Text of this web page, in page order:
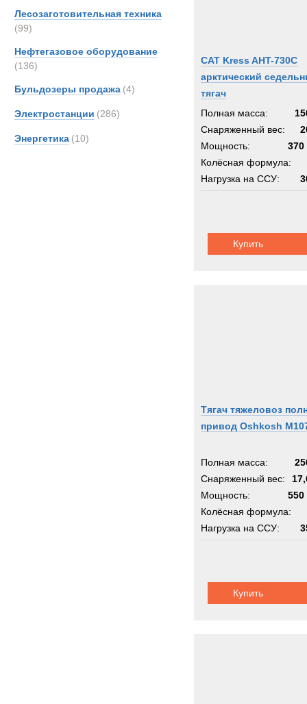
Лесозаготовительная техника
(99)
Нефтегазовое оборудование
(136)
Бульдозеры продажа (4)
Электростанции (286)
Энергетика (10)
CAT Kress AHT-730C
арктический
тягач
Полная масса:
Снаряженный вес:
Мощность:
370
Колёсная формула:
Нагрузка на ССУ:
Купить
Тягач тяжеловоз
привод Oshkosh
Полная масса:
Снаряженный вес:
Мощность:
550
Колёсная формула:
Нагрузка на ССУ:
Купить